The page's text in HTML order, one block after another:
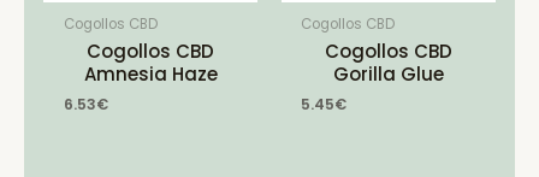
Cogollos CBD
Cogollos CBD
Amnesia Haze
6.53€
Cogollos CBD
Cogollos CBD
Gorilla Glue
5.45€